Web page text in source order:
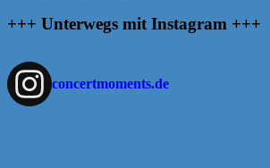
+++ Unterwegs mit Instagram +++
concertmoments.de